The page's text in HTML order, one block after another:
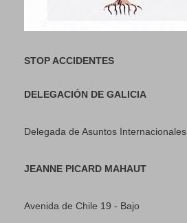
STOP ACCIDENTES
DELEGACIÓN DE GALICIA
Delegada de Asuntos Internacionales
JEANNE PICARD MAHAUT
Avenida de Chile 19 - Bajo